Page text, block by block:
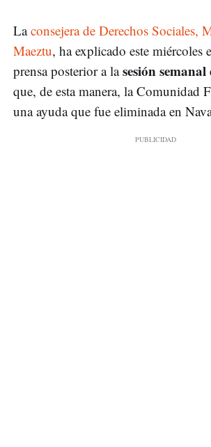
Laconsejera de Derechos Sociales,
Maeztu, ha explicado este miércoles
prensa posterior a lasesión
que, de esta manera, la Comunidad
una ayuda que fue eliminada en